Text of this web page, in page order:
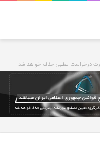
درخواست مطلبی حذف خواهد شد